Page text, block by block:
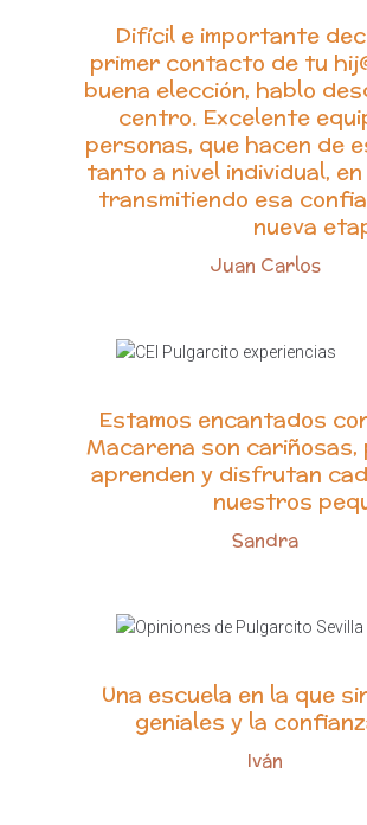
Difícil e importante
primer contacto de tu
buena elección, hablo
centro. Excelente
personas, que hacen de
tanto a nivel individual,
transmitiendo esa
nueva
Juan Carlos
Estamos encantados
Macarena son cariñosas,
aprenden y disfrutan
nuestros
Sandra
Una escuela en la que
geniales y la
Iván